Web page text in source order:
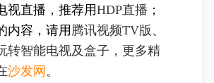
视直播，推荐用HDP直播 ；
内容，请用 腾讯视频TV版 、
转智能电视及盒子，更多精
沙发网 。